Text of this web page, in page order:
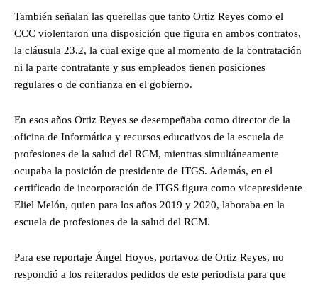
También señalan las querellas que tanto Ortiz Reyes como el
CCC violentaron una disposición que figura en ambos contratos,
la cláusula 23.2, la cual exige que al momento de la contratación
ni la parte contratante y sus empleados tienen posiciones
regulares o de confianza en el gobierno.
En esos años Ortiz Reyes se desempeñaba como director de la
oficina de Informática y recursos educativos de la escuela de
profesiones de la salud del RCM, mientras simultáneamente
ocupaba la posición de presidente de ITGS. Además, en el
certificado de incorporación de ITGS figura como vicepresidente
Eliel Melón, quien para los años 2019 y 2020, laboraba en la
escuela de profesiones de la salud del RCM.
Para ese reportaje Ángel Hoyos, portavoz de Ortiz Reyes, no
respondió a los reiterados pedidos de este periodista para que